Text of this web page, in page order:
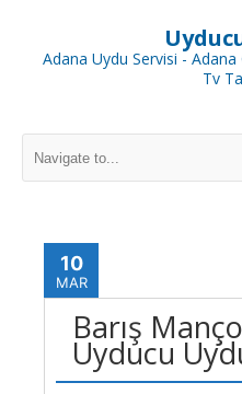
Adana Uydu Servisi -
Tv
10
MAR
Barış
Uyducu